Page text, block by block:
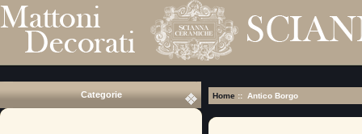
Categorie Home :: Antico Borgo